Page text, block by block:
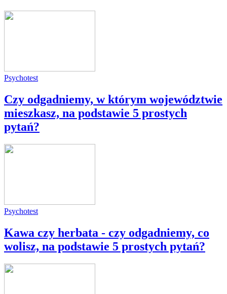
Psychotest
Czy odgadniemy, w którym województwie
mieszkasz, na podstawie 5 prostych
pytań?
Psychotest
Kawa czy herbata - czy odgadniemy, co
wolisz, na podstawie 5 prostych pytań?